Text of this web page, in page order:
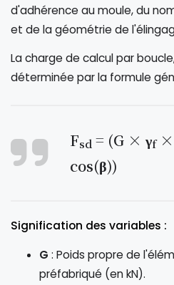
d'adhérence au moule, du
et de la géométrie de
La charge de calcul par
déterminée par la formule
Fsd = (G × γf×
cos(β))
Signification des variables :
G : Poids propre de
préfabriqué (en kN).